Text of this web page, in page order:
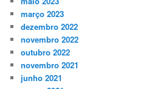
março 2023
dezembro 2022
novembro 2022
outubro 2022
novembro 2021
junho 2021